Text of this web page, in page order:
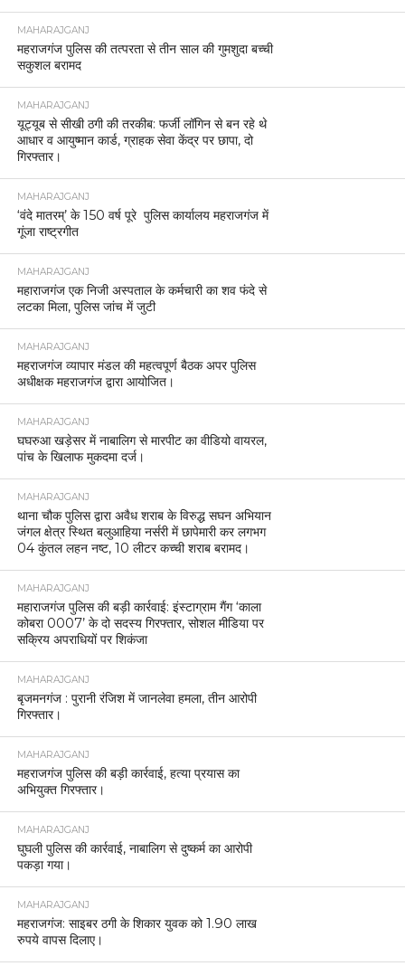
MAHARAJGANJ
महराजगंज पुलिस की तत्परता से तीन साल की गुमशुदा बच्ची
सकुशल बरामद
MAHARAJGANJ
यूट्यूब से सीखी ठगी की तरकीब: फर्जी लॉगिन से बन रहे थे
आधार व आयुष्मान कार्ड, ग्राहक सेवा केंद्र पर छापा, दो
गिरफ्तार।
MAHARAJGANJ
‘वंदे मातरम्’ के 150 वर्ष पूरे पुलिस कार्यालय महराजगंज में
गूंजा राष्ट्रगीत
MAHARAJGANJ
महाराजगंज एक निजी अस्पताल के कर्मचारी का शव फंदे से
लटका मिला, पुलिस जांच में जुटी
MAHARAJGANJ
महराजगंज व्यापार मंडल की महत्वपूर्ण बैठक अपर पुलिस
अधीक्षक महराजगंज द्वारा आयोजित।
MAHARAJGANJ
घघरुआ खड़ेसर में नाबालिग से मारपीट का वीडियो वायरल,
पांच के खिलाफ मुकदमा दर्ज।
MAHARAJGANJ
थाना चौक पुलिस द्वारा अवैध शराब के विरुद्ध सघन अभियान
जंगल क्षेत्र स्थित बलुआहिया नर्सरी में छापेमारी कर लगभग
04 कुंतल लहन नष्ट, 10 लीटर कच्ची शराब बरामद।
MAHARAJGANJ
महाराजगंज पुलिस की बड़ी कार्रवाई: इंस्टाग्राम गैंग ‘काला
कोबरा 0007’ के दो सदस्य गिरफ्तार, सोशल मीडिया पर
सक्रिय अपराधियों पर शिकंजा
MAHARAJGANJ
बृजमनगंज : पुरानी रंजिश में जानलेवा हमला, तीन आरोपी
गिरफ्तार।
MAHARAJGANJ
महराजगंज पुलिस की बड़ी कार्रवाई, हत्या प्रयास का
अभियुक्त गिरफ्तार।
MAHARAJGANJ
घुघली पुलिस की कार्रवाई, नाबालिग से दुष्कर्म का आरोपी
पकड़ा गया।
MAHARAJGANJ
महराजगंज: साइबर ठगी के शिकार युवक को 1.90 लाख
रुपये वापस दिलाए।